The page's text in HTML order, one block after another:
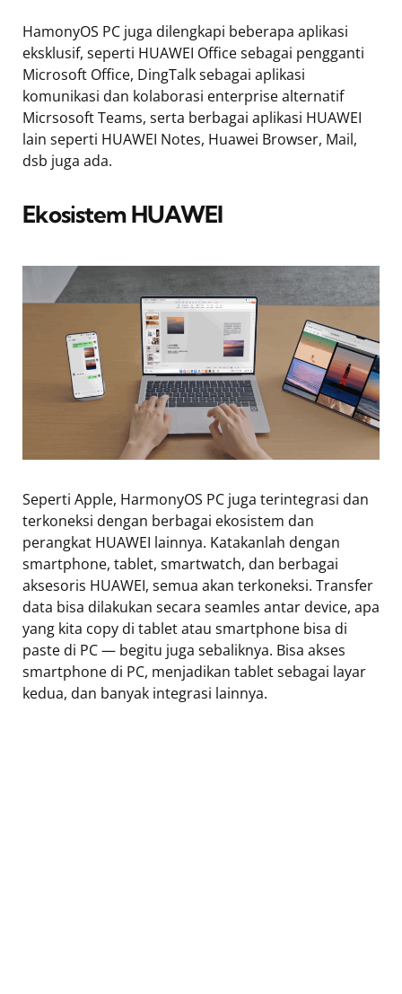
HamonyOS PC juga dilengkapi beberapa aplikasi
eksklusif, seperti HUAWEI Office sebagai pengganti
Microsoft Office, DingTalk sebagai aplikasi
komunikasi dan kolaborasi enterprise alternatif
Micrsosoft Teams, serta berbagai aplikasi HUAWEI
lain seperti HUAWEI Notes, Huawei Browser, Mail,
dsb juga ada.
Ekosistem HUAWEI
Seperti Apple, HarmonyOS PC juga terintegrasi dan
terkoneksi dengan berbagai ekosistem dan
perangkat HUAWEI lainnya. Katakanlah dengan
smartphone, tablet, smartwatch, dan berbagai
aksesoris HUAWEI, semua akan terkoneksi. Transfer
data bisa dilakukan secara seamles antar device, apa
yang kita copy di tablet atau smartphone bisa di
paste di PC — begitu juga sebaliknya. Bisa akses
smartphone di PC, menjadikan tablet sebagai layar
kedua, dan banyak integrasi lainnya.